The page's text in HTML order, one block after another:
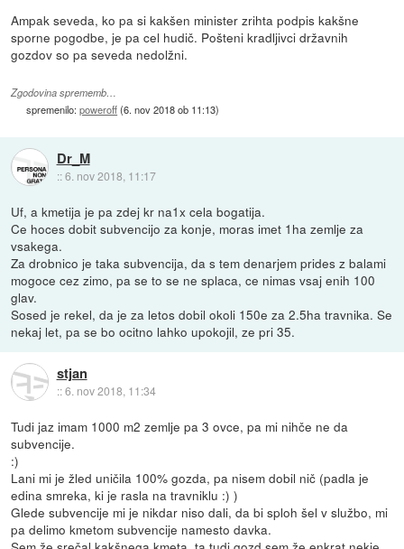
Ampak seveda, ko pa si kakšen minister zrihta podpis kakšne
sporne pogodbe, je pa cel hudič. Pošteni kradljivci državnih
gozdov so pa seveda nedolžni.
Zgodovina sprememb…
spremenilo:poweroff(6. nov 2018 ob 11:13)
Dr_M
::6. nov 2018, 11:17
Uf, a kmetija je pa zdej kr na1x cela bogatija.
Ce hoces dobit subvencijo za konje, moras imet 1ha zemlje za
vsakega.
Za drobnico je taka subvencija, da s tem denarjem prides z balami
mogoce cez zimo, pa se to se ne splaca, ce nimas vsaj enih 100
glav.
Sosed je rekel, da je za letos dobil okoli 150e za 2.5ha travnika. Se
nekaj let, pa se bo ocitno lahko upokojil, ze pri 35.
stjan
::6. nov 2018, 11:34
Tudi jaz imam 1000 m2 zemlje pa 3 ovce, pa mi nihče ne da
subvencije.
:)
Lani mi je žled uničila 100% gozda, pa nisem dobil nič (padla je
edina smreka, ki je rasla na travniklu :) )
Glede subvencije mi je nikdar niso dali, da bi sploh šel v službo, mi
pa delimo kmetom subvencije namesto davka.